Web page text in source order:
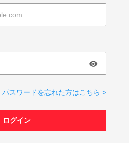
パスワードを忘れた方はこちら >
ログイン